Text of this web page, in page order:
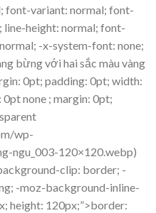
font-variant: normal; font-
height: normal; font-
-x-system-font: none;
bừng với hai sắc màu vàng
0pt; padding: 0pt; width:
none ; margin: 0pt;
wp-
ngu_003-120×120.webp)
clip: border; -
-moz-background-inline-
height: 120px;”>border: